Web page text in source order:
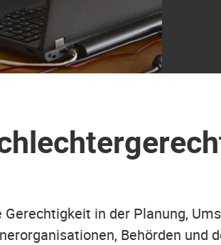
in der Planung,
Behörden und